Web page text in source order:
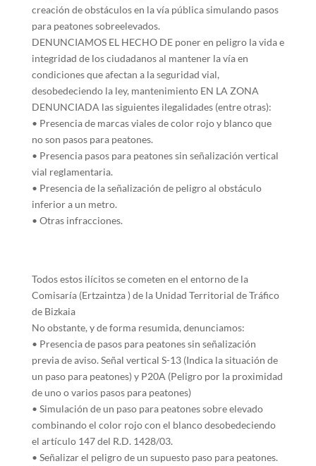
creación de obstáculos en la vía pública simulando pasos
para peatones sobreelevados.
DENUNCIAMOS EL HECHO DE poner en peligro la vida e
integridad de los ciudadanos al mantener la vía en
condiciones que afectan a la seguridad vial,
desobedeciendo la ley, mantenimiento EN LA ZONA
DENUNCIADA las siguientes ilegalidades (entre otras):
• Presencia de marcas viales de color rojo y blanco que
no son pasos para peatones.
• Presencia pasos para peatones sin señalización vertical
vial reglamentaria.
• Presencia de la señalización de peligro al obstáculo
inferior a un metro.
• Otras infracciones.
Todos estos ilícitos se cometen en el entorno de la
Comisaría (Ertzaintza ) de la Unidad Territorial de Tráfico
de Bizkaia
No obstante, y de forma resumida, denunciamos:
• Presencia de pasos para peatones sin señalización
previa de aviso. Señal vertical S-13 (Indica la situación de
un paso para peatones) y P20A (Peligro por la proximidad
de uno o varios pasos para peatones)
• Simulación de un paso para peatones sobre elevado
combinando el color rojo con el blanco desobedeciendo
el artículo 147 del R.D. 1428/03.
• Señalizar el peligro de un supuesto paso para peatones.